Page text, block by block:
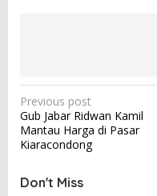
P
o
s
n
Previous post
Gub Jabar Ridwan Kamil
Mantau Harga di Pasar
Kiaracondong
Don't Miss